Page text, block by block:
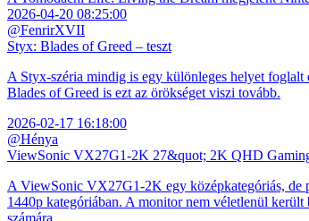
2026-04-20 08:25:00
@FenrirXVII
Styx: Blades of Greed – teszt
A Styx-széria mindig is egy különleges helyet
Blades of Greed is ezt az örökséget viszi tovább.
2026-02-17 16:18:00
@Hénya
ViewSonic VX27G1-2K 27&quot; 2K QHD
A ViewSonic VX27G1-2K egy középkategóriás, de
1440p kategóriában. A monitor nem véletlenül